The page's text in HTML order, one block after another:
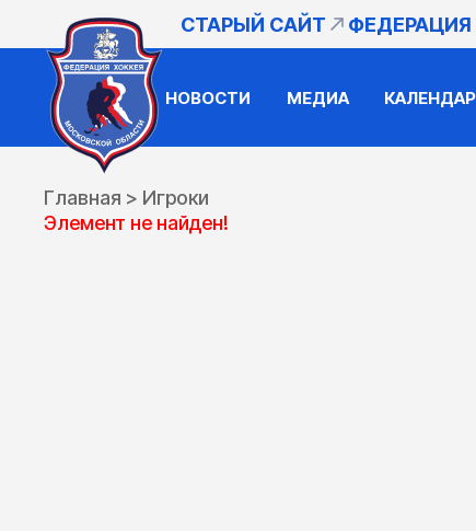
СТАРЫЙ САЙТ
НОВОСТИ МЕДИА
Главная > Игроки
Элемент не найден!